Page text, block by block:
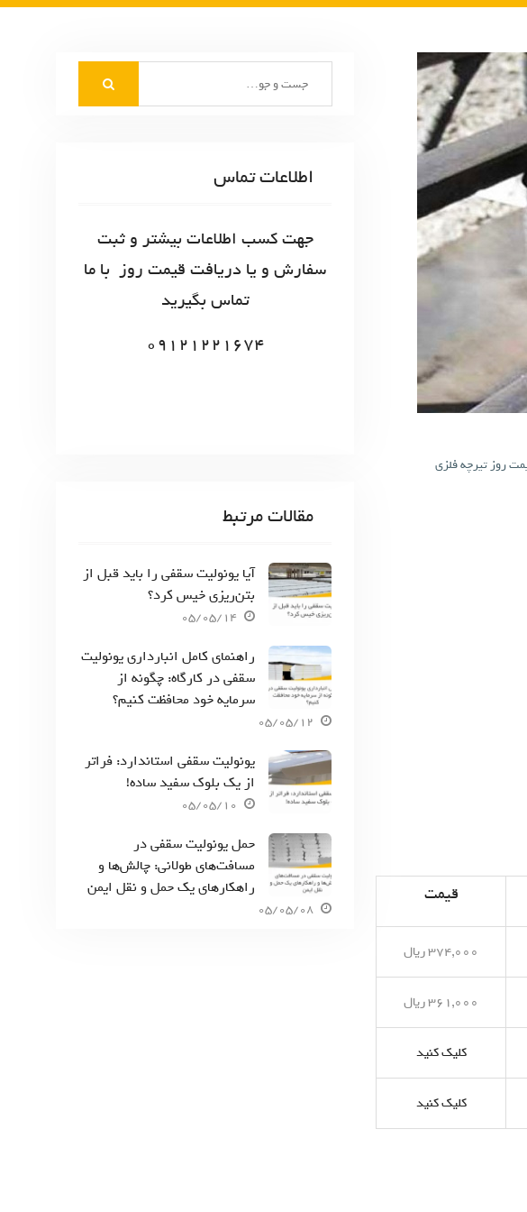
روز تیرچه فلزی
قیمت
۳۷۴,۰۰۰ ریال
۳۶۱,۰۰۰ ریال
کلیک کنید
کلیک کنید
اطلاعات تماس
جهت کسب اطلاعات بیشتر و ثبت
سفارش و یا دریافت قیمت روز با ما
تماس بگیرید
09121221674
مقالات مرتبط
آیا یونولیت سقفی را باید قبل از
بتن‌ریزی خیس کرد؟
05/05/14
راهنمای کامل انبارداری یونولیت
سقفی در کارگاه: چگونه از
سرمایه خود محافظت کنیم؟
05/05/12
یونولیت سقفی استاندارد: فراتر
از یک بلوک سفید ساده!
05/05/10
حمل یونولیت سقفی در
مسافت‌های طولانی: چالش‌ها و
راهکارهای یک حمل و نقل ایمن
05/05/08